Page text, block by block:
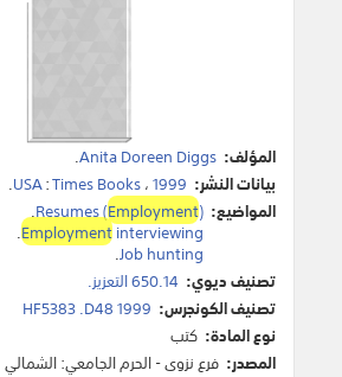
المؤلف: Anita Doreen Diggs
.
بيانات النشر:
USA:Times Books،1999
.
المواضيع:
Resumes (Employment)
.
Employmentinterviewing
.
Job hunting
.
تصنيف ديوي: 650.14 التعزيز.
تصنيف الكونجرس: HF5383 .D48 1999
نوع المادة: كتب
المصدر: فرع نزوى - الحرم الجامعي: الشمالي